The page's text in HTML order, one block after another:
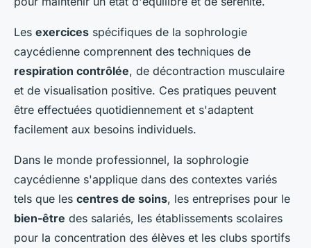
Les exercices spécifiques de la sophrologie
caycédienne comprennent des techniques de
respiration contrôlée, de décontraction musculaire
et de visualisation positive. Ces pratiques peuvent
être effectuées quotidiennement et s'adaptent
facilement aux besoins individuels.
Dans le monde professionnel, la sophrologie
caycédienne s'applique dans des contextes variés
tels que les centres de soins, les entreprises pour le
bien-être des salariés, les établissements scolaires
pour la concentration des élèves et les clubs sportifs